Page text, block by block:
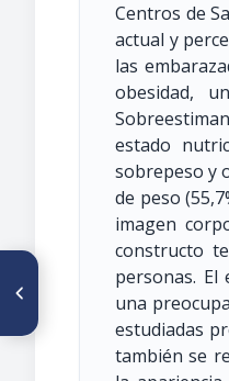
Centros de
actual y
las
obesidad,
estado
sobrepeso y
de peso
imagen
constructo
personas. El
una
estudiadas
también se
ARTÍCULO ANTERIOR
PO219. COMPOSICIÓN
CORPORAL DE NIÑOS
DESNUTRIDOS SEVEROS
LUEGO DE SU
NUTRICIONAL